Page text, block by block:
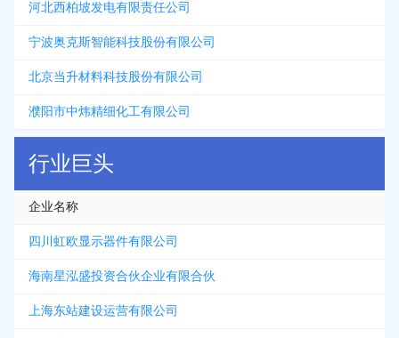
河北西柏坡发电有限责任公司
宁波奥克斯智能科技股份有限公司
北京当升材料科技股份有限公司
濮阳市中炜精细化工有限公司
行业巨头
企业名称
四川虹欧显示器件有限公司
海南星泓盛投资合伙企业有限合伙
上海东站建设运营有限公司